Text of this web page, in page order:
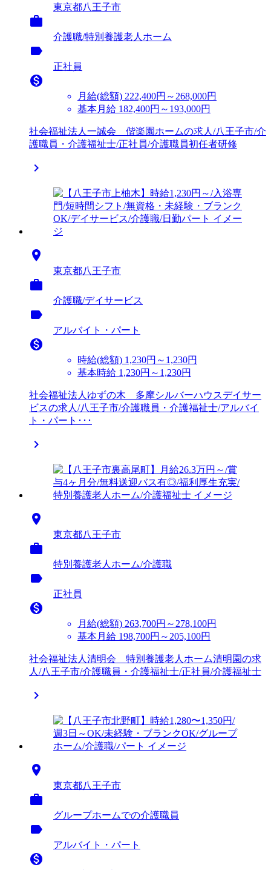
東京都八王子市

介護職/特別養護老人ホーム
label
正社員

月給(総額) 222,400円～268,000円
基本月給 182,400円～193,000円
社会福祉法人一誠会 偕楽園ホームの求人/八王子市/介
護職員・介護福祉士/正社員/介護職員初任者研修


東京都八王子市

介護職/デイサービス
label
アルバイト・パート

時給(総額) 1,230円～1,230円
基本時給 1,230円～1,230円
社会福祉法人ゆずの木 多摩シルバーハウスデイサー
ビスの求人/八王子市/介護職員・介護福祉士/アルバイ
ト・パート･･･


東京都八王子市

特別養護老人ホーム/介護職
label
正社員

月給(総額) 263,700円～278,100円
基本月給 198,700円～205,100円
社会福祉法人清明会 特別養護老人ホーム清明園の求
人/八王子市/介護職員・介護福祉士/正社員/介護福祉士


東京都八王子市

グループホームでの介護職員
label
アルバイト・パート
